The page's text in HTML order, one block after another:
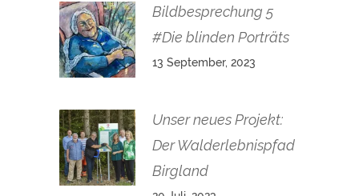
Bildbesprechung 5
#Die blinden Porträts
13 September, 2023
Unser neues Projekt:
Der Walderlebnispfad
Birgland